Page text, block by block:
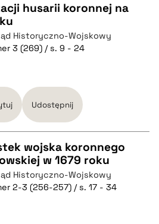
husarii koronnej na
Historyczno-Wojskowy
3 (269) / s. 9 - 24
Udostępnij
wojska koronnego
w 1679 roku
Historyczno-Wojskowy
2-3 (256-257) / s. 17 - 34